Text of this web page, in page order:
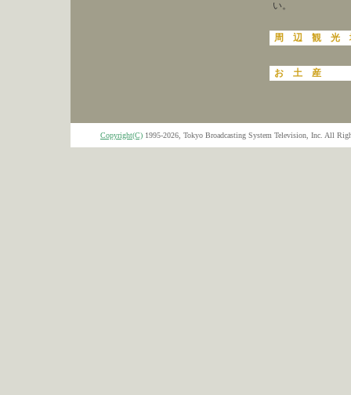
い。
周 辺 観 光
お 土 産
Copyright(C) 1995-2026, Tokyo Broadcasting System Television, Inc. All